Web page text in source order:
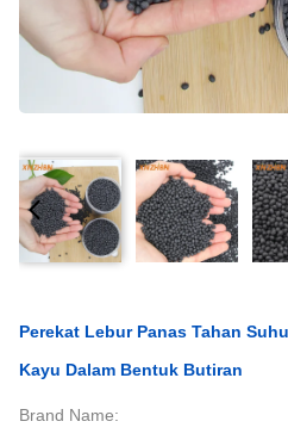
Perekat Lebur Panas Tahan
Kayu Dalam Bentuk Butiran
Brand Name: